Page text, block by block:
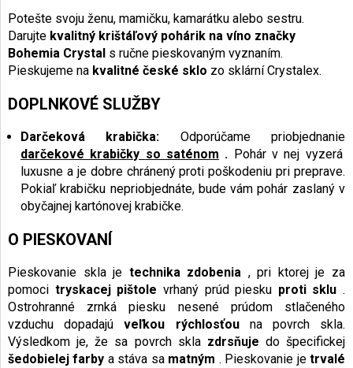
Potešte svoju ženu, mamičku, kamarátku alebo sestru.
Darujte kvalitný krištáľový pohárik na víno značky
Bohemia Crystal s ručne pieskovaným vyznaním.
Pieskujeme na kvalitné české sklo zo sklární Crystalex.
DOPLNKOVÉ SLUŽBY
Darčeková krabička: Odporúčame priobjednanie
darčekové krabičky so saténom . Pohár v nej vyzerá
luxusne a je dobre chránený proti poškodeniu pri preprave.
Pokiaľ krabičku nepriobjednáte, bude vám pohár zaslaný v
obyčajnej kartónovej krabičke.
O PIESKOVANÍ
Pieskovanie skla je technika zdobenia , pri ktorej je za
pomoci tryskacej pištole vrhaný prúd piesku proti sklu .
Ostrohranné zrnká piesku nesené prúdom stlačeného
vzduchu dopadajúveľkou rýchlosťouna povrch skla.
Výsledkom je, že sa povrch skla zdrsňuje do špecifickej
šedobielej farby a stáva sa matným . Pieskovanie jetrvalé